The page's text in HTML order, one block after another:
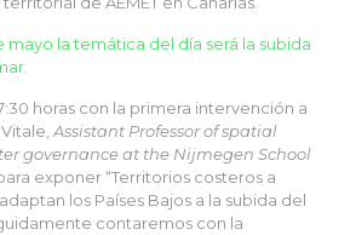
mayo la temática del día será la subida
horas con la primera intervención a
Assistant Professor of spatial
governance at the Nijmegen School
exponer “Territorios costeros a
los Países Bajos a la subida del
contaremos con la